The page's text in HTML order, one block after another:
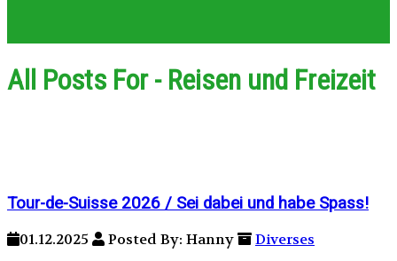
All Posts For - Reisen und Freizeit
Tour-de-Suisse 2026 / Sei dabei und habe Spass!
01.12.2025 Posted By: Hanny Diverses